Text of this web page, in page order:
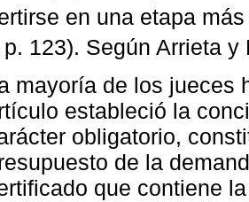
en una etapa
p. 123). Según Arrieta y
mayoría de los jueces
estableció la
obligatorio,
de la
que contiene